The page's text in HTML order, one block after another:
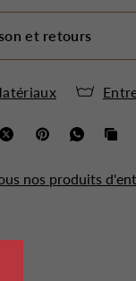
et retours
nos produits